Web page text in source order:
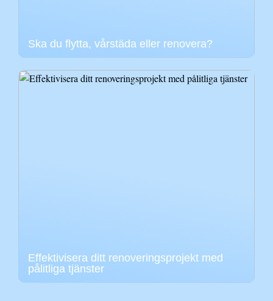
Ska du flytta, vårstäda eller renovera?
Effektivisera ditt renoveringsprojekt med
pålitliga tjänster